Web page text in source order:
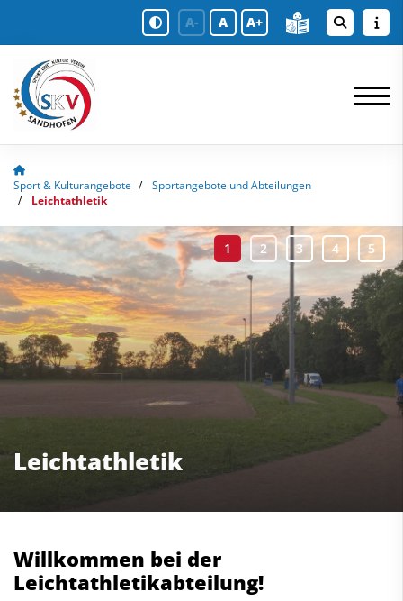
A- A A+
Sport & Kulturangebote
Sportangebote und Abteilungen
Leichtathletik
Willkommen bei der
Leichtathletikabteilung!